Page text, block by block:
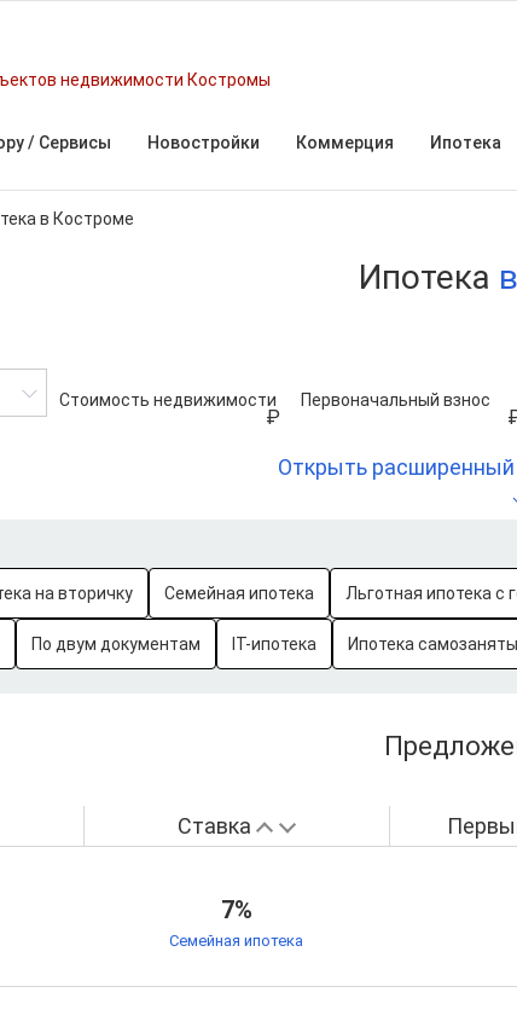
недвижимости Костромы
/ Сервисы Новостройки Коммерция Ипотека
в Костроме
Ипотека
Стоимость недвижимости Первоначальный взнос
Открыть расширенный
на вторичку Семейная ипотека Льготная ипотека с
По двум документам IT-ипотека Ипотека
Ставка
7%
Семейная ипотека